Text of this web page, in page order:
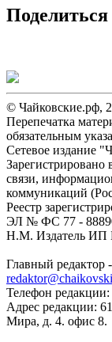
Поделиться
© Чайковские.рф,
Перепечатка
обязательным
Сетевое издание
Зарегистрировано
связи,
коммуникаций
Реестр
ЭЛ № ФС 77 - 88890
Н.М. Издатель ИП
Главный
Телефон
Адрес редакции:
Мира, д. 4. офис 8.